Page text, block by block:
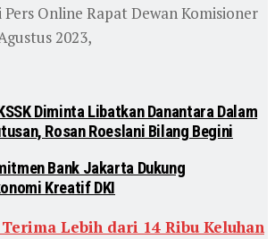
Online Rapat Dewan Komisioner
2023,
Diminta Libatkan Danantara Dalam
Rosan Roeslani Bilang Begini
Bank Jakarta Dukung
Kreatif DKI
Terima Lebih dari 14 Ribu Keluhan